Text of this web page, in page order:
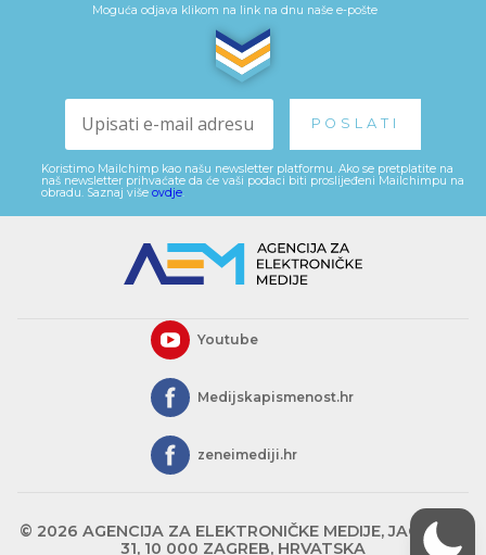
Moguća odjava klikom na link na dnu naše e-pošte
Koristimo Mailchimp kao našu newsletter platformu. Ako se pretplatite na
naš newsletter prihvaćate da će vaši podaci biti proslijeđeni Mailchimpu na
obradu. Saznaj više ovdje
Youtube
Medijskapismenost.hr
zeneimediji.hr
© 2026 AGENCIJA ZA ELEKTRONIČKE MEDIJE, JAGIĆEVA
31, 10 000 ZAGREB, HRVATSKA